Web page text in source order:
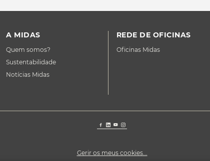
A MIDAS
Quem somos?
Sustentabilidade
Notícias Midas
REDE DE OFICINAS
Oficinas Midas
Gerir os meus cookies...